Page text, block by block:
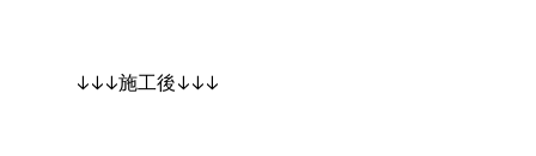
↓↓↓施工後↓↓↓